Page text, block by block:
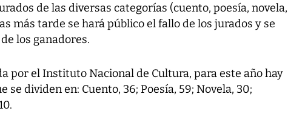
de las diversas categorías (cuento, poesía, novela,
más tarde se hará público el fallo de los jurados y se
los ganadores.
por el Instituto Nacional de Cultura, para este año hay
se dividen en: Cuento, 36; Poesía, 59; Novela, 30;